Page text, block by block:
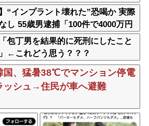
】“インプラント壊れた”恐喝か 実際
し 55歳男逮捕「100件で4000万円
包丁男を結果的に死刑にしたこと
←これどう思う？？？
国、猛暑38℃でマンション停電
ッシュ→住民が車へ避難